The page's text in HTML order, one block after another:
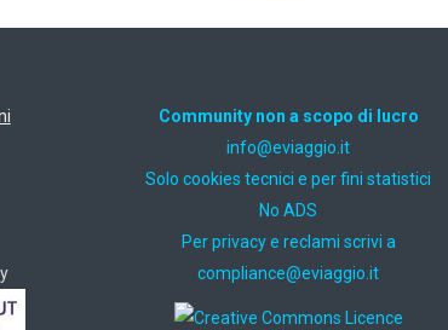
Community non a scopo di lucro
ti.oiggaive@ofni
Solo cookies tecnici e per fini statistici
No ADS
Per privacy e reclami scrivi a
ti.oiggaive@ecnailpmoc